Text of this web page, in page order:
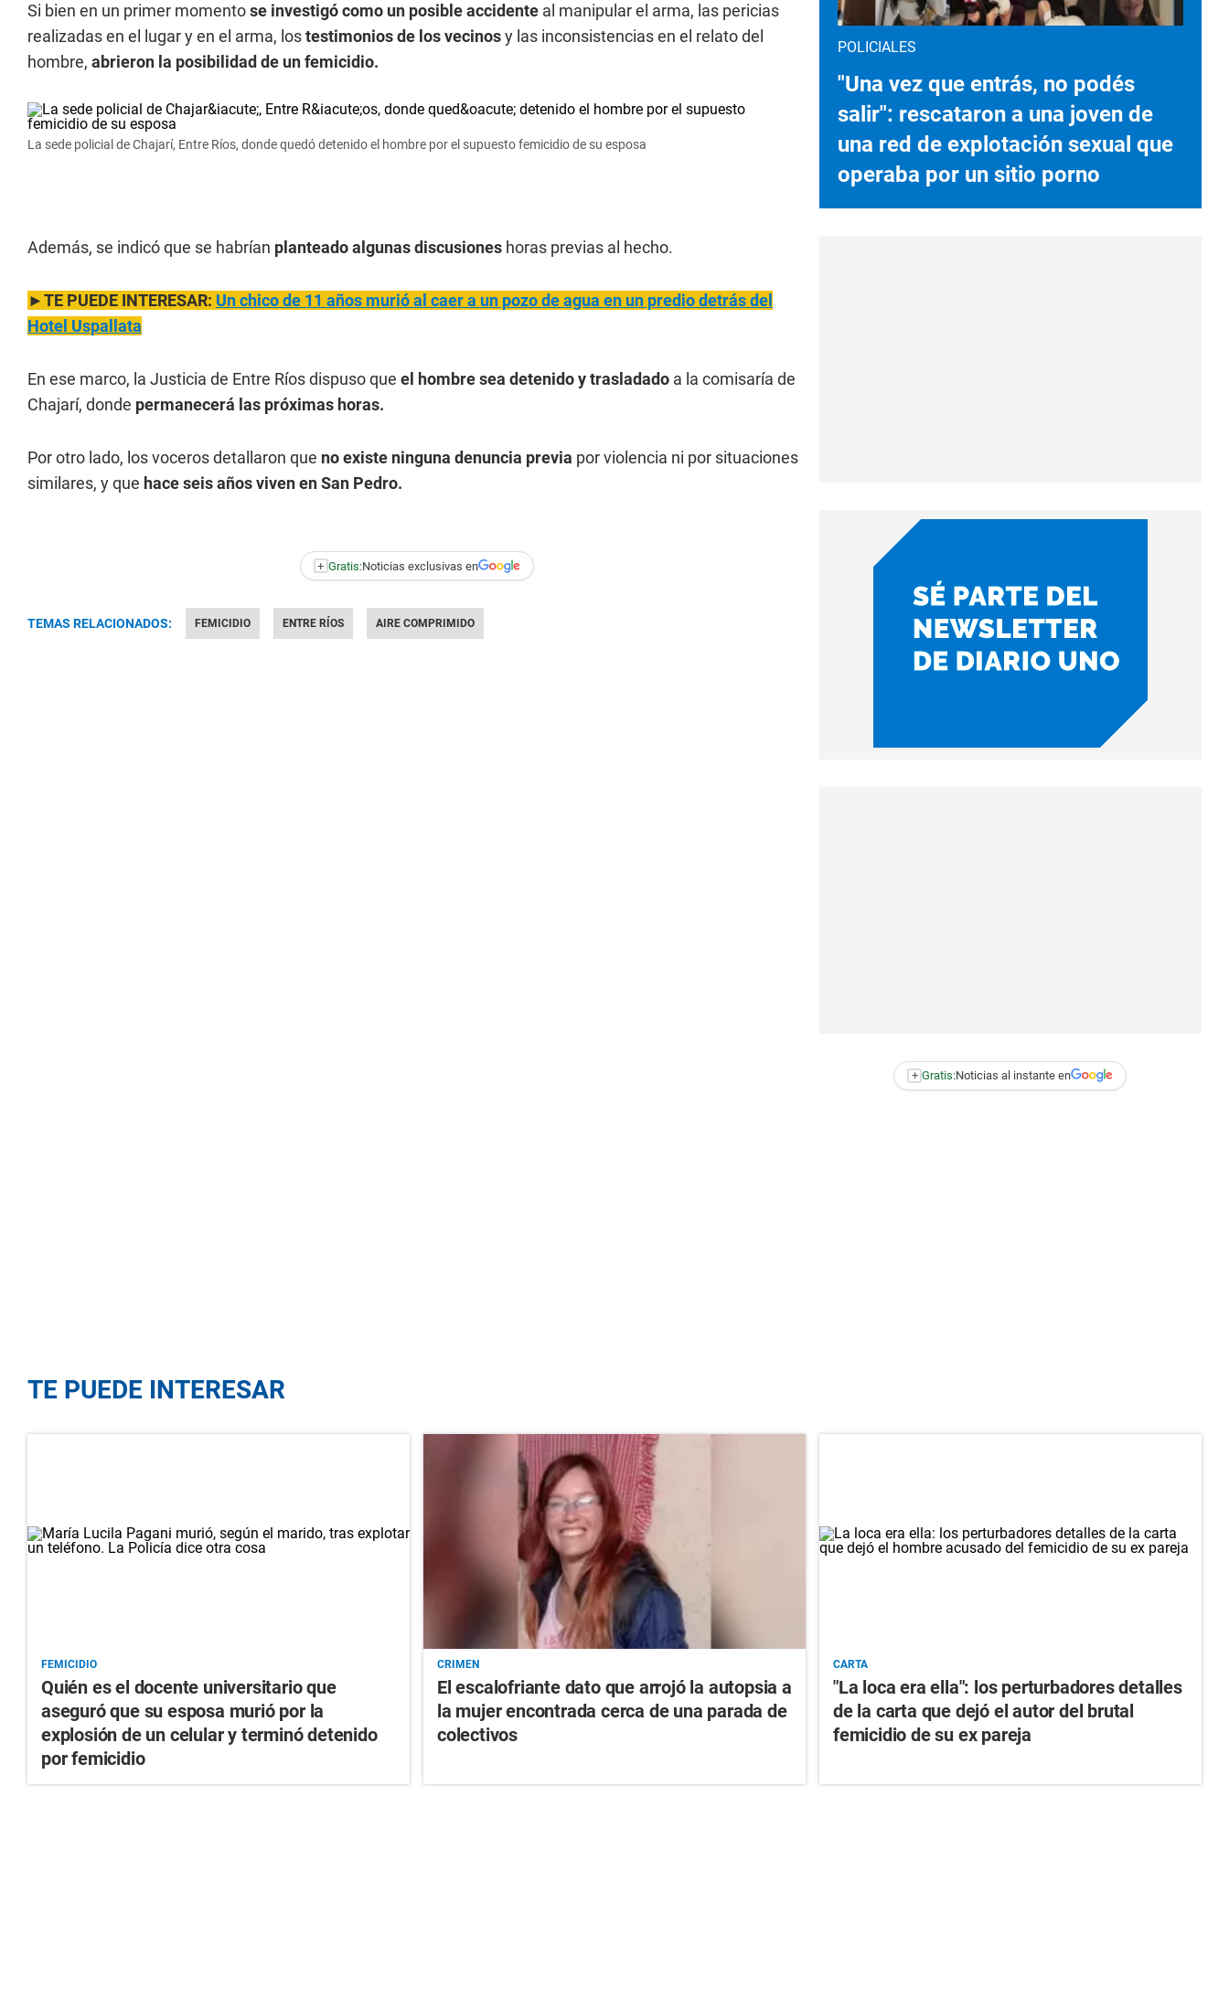
Si bien en un primer momentose investigó como un posible accidente al manipular el arma, las pericias
realizadas en el lugar y en el arma, lostestimonios de los vecinosy las inconsistencias en el relato del
hombre, abrieron la posibilidad de un femicidio.
La sede policial de Chajarí, Entre Ríos, donde quedó detenido el hombre por el supuesto femicidio de su esposa
Además, se indicó que se habrían planteado algunas discusiones horas previas al hecho.
►TE PUEDE INTERESAR: Un chico de 11 años murió al caer a un pozo de agua en un predio detrás del
Hotel Uspallata
En ese marco, la Justicia de Entre Ríos dispuso que el hombre sea detenido y trasladado a la comisaría de
Chajarí, donde permanecerá las próximas horas.
Por otro lado, los voceros detallaron que no existe ninguna denuncia previa por violencia ni por situaciones
similares, y que hace seis años viven en San Pedro.
+ Gratis:Noticias exclusivas en
TEMAS RELACIONADOS: FEMICIDIO ENTRE RÍOS AIRE COMPRIMIDO
POLICIALES
"Una vez que entrás, no podés
salir": rescataron a una joven de
una red de explotación sexual que
operaba por un sitio porno
+ Gratis:Noticias al instante en
TE PUEDE INTERESAR
FEMICIDIO
Quién es el docente universitario que
aseguró que su esposa murió por la
explosión de un celular y terminó detenido
por femicidio
CRIMEN
El escalofriante dato que arrojó la autopsia a
la mujer encontrada cerca de una parada de
colectivos
CARTA
"La loca era ella": los perturbadores detalles
de la carta que dejó el autor del brutal
femicidio de su ex pareja